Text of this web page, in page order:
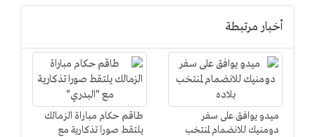
أخبار مرتبطة
ميدو يوافق على سفر
دومنيك للانضمام لمنتخب
طاقم حكام مباراة الزمالك
يلتقط صورا تذكارية مع